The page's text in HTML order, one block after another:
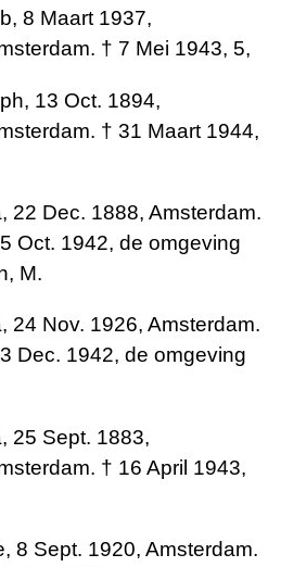
8 Maart 1937,
† 7 Mei 1943, 5,
13 Oct. 1894,
† 31 Maart 1944,
22 Dec. 1888, Amsterdam.
Oct. 1942, de omgeving
M.
24 Nov. 1926, Amsterdam.
Dec. 1942, de omgeving
25 Sept. 1883,
† 16 April 1943,
8 Sept. 1920, Amsterdam.